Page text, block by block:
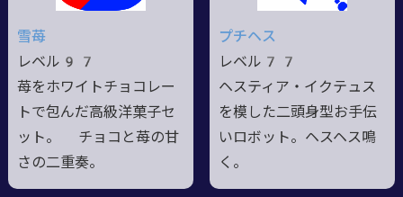
雪苺
レベル97
苺をホワイトチョコレー
トで包んだ高級洋菓子セ
ット。 チョコと苺の甘
さの二重奏。
プチヘス
レベル77
ヘスティア・イクテュス
を模した二頭身型お手伝
いロボット。ヘスヘス鳴
く。